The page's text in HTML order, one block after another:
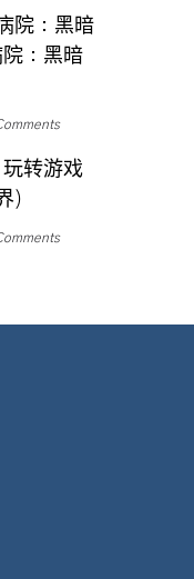
院：黑暗
：黑暗
转游戏
)